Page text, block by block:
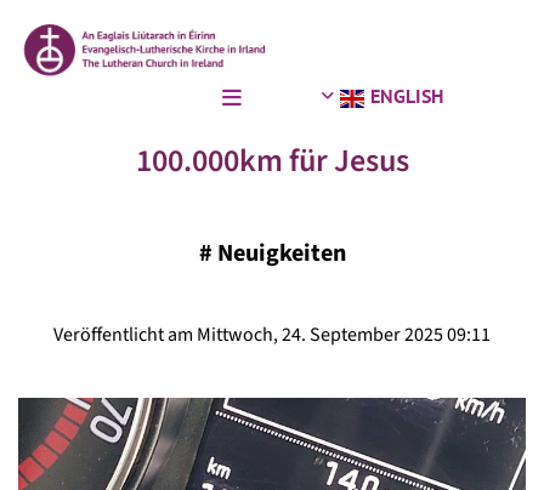
ENGLISH
100.000km für Jesus
# Neuigkeiten
Veröffentlicht am Mittwoch, 24. September 2025 09:11